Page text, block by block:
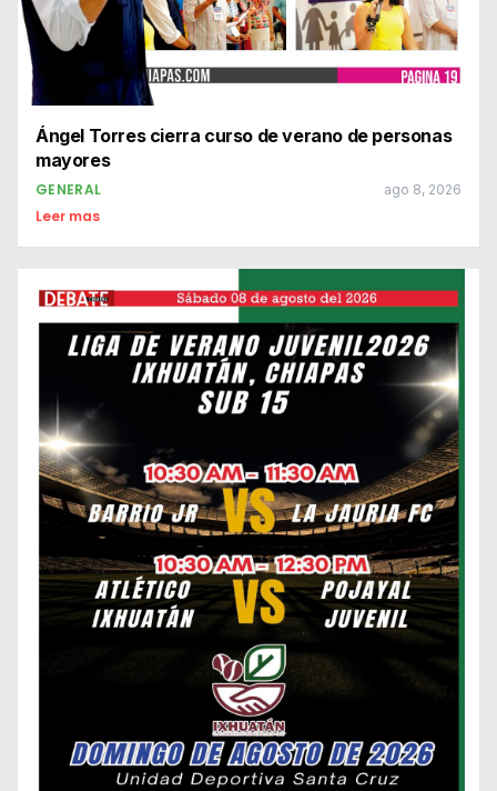
Ángel Torres cierra curso de verano de personas
mayores
GENERAL ago 8, 2026
Leer mas